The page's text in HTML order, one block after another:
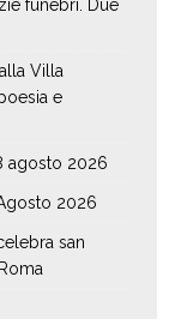
funebri. Due
Villa
e
8 agosto 2026
2026
san